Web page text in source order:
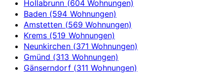
Hollabrunn (604 Wohnungen)
Baden (594 Wohnungen)
Amstetten (569 Wohnungen)
Krems (519 Wohnungen)
Neunkirchen (371 Wohnungen)
Gmünd (313 Wohnungen)
Gänserndorf (311 Wohnungen)